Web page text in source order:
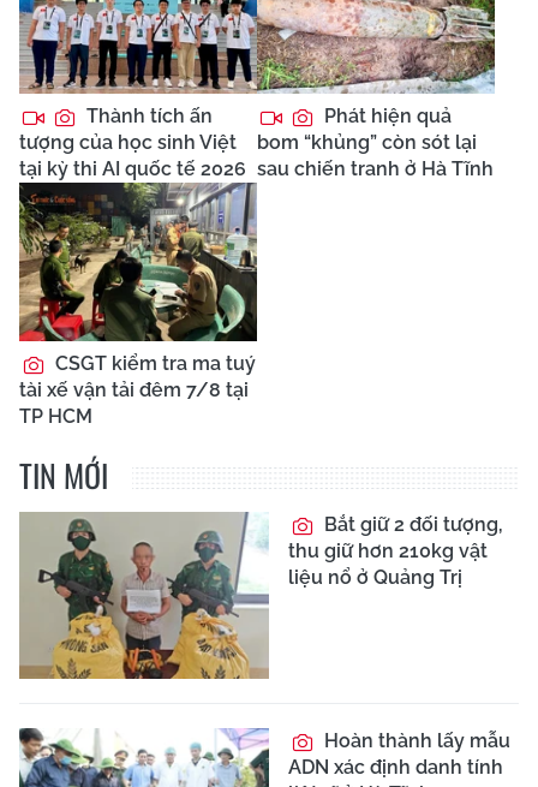
Thành tích ấn
tượng của học sinh Việt
tại kỳ thi AI quốc tế 2026
Phát hiện quả
bom “khủng” còn sót lại
sau chiến tranh ở Hà Tĩnh
CSGT kiểm tra ma tuý
tài xế vận tải đêm 7/8 tại
TP HCM
TIN MỚI
Bắt giữ 2 đối tượng,
thu giữ hơn 210kg vật
liệu nổ ở Quảng Trị
Hoàn thành lấy mẫu
ADN xác định danh tính